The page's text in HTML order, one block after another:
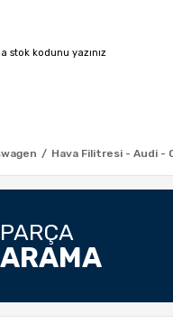
Hava Filitresi - Audi -
PARÇA
ARAMA